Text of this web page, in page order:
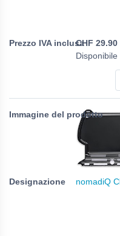
CHF 29.90
Disponibile
nomadiQ